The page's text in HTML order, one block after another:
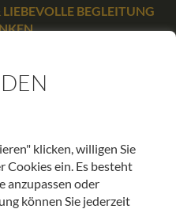
BEGLEITUNG
KATEGORIE
klicken, willigen Sie
Cookies ein. Es besteht
anzupassen oder
können Sie jederzeit